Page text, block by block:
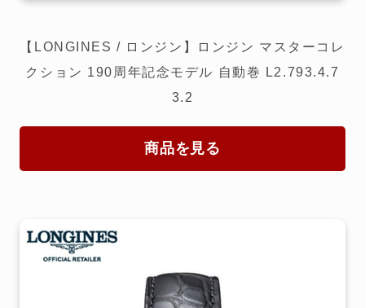
【LONGINES / ロンジン】ロンジン マスターコレ
クション 190周年記念モデル 自動巻 L2.793.4.7
3.2
商品を見る